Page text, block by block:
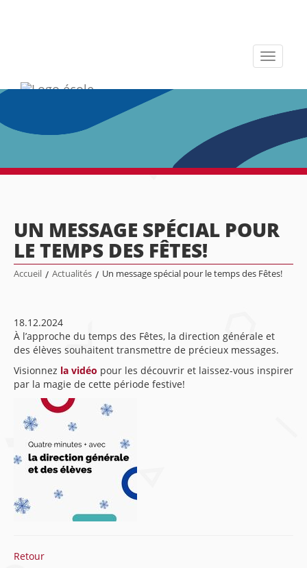
Toggle
UN MESSAGE SPÉCIAL POUR
LE TEMPS DES FÊTES!
Accueil / Actualités / Un message spécial pour le temps des Fêtes!
18.12.2024
À l’approche du temps des Fêtes, la direction générale et
des élèves souhaitent transmettre de précieux messages.
Visionnez la vidéo pour les découvrir et laissez-vous inspirer
par la magie de cette période festive!
Retour